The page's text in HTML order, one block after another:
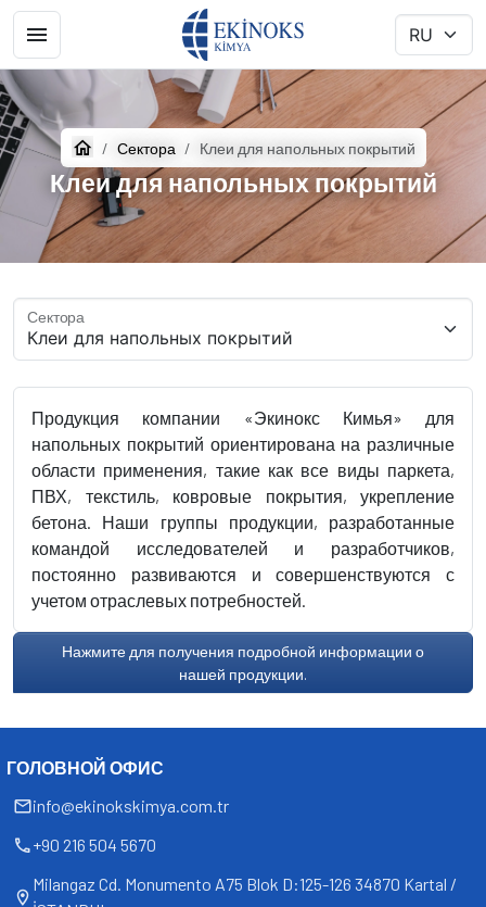
Сектора Клеи для напольных покрытий
Клеи для напольных покрытий
Сектора
Продукция компании «Экинокс Кимья» для
напольных покрытий ориентирована на различные
области применения, такие как все виды паркета,
ПВХ, текстиль, ковровые покрытия, укрепление
бетона. Наши группы продукции, разработанные
командой исследователей и разработчиков,
постоянно развиваются и совершенствуются с
учетом отраслевых потребностей.
Нажмите для получения подробной информации о
нашей продукции.
ГОЛОВНОЙ ОФИС
info@ekinokskimya.com.tr
+90 216 504 5670
Milangaz Cd. Monumento A75 Blok D:125-126 34870 Kartal /